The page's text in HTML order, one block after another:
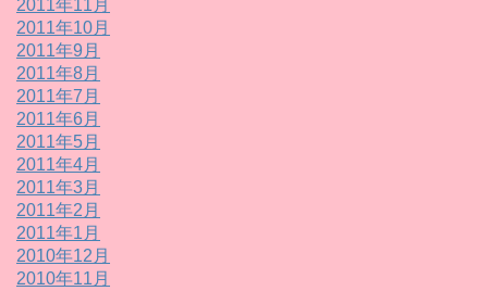
2011年11月
2011年10月
2011年9月
2011年8月
2011年7月
2011年6月
2011年5月
2011年4月
2011年3月
2011年2月
2011年1月
2010年12月
2010年11月